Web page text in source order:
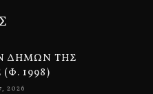
ΔΗΜΩΝ ΤΗΣ
1998)
2026